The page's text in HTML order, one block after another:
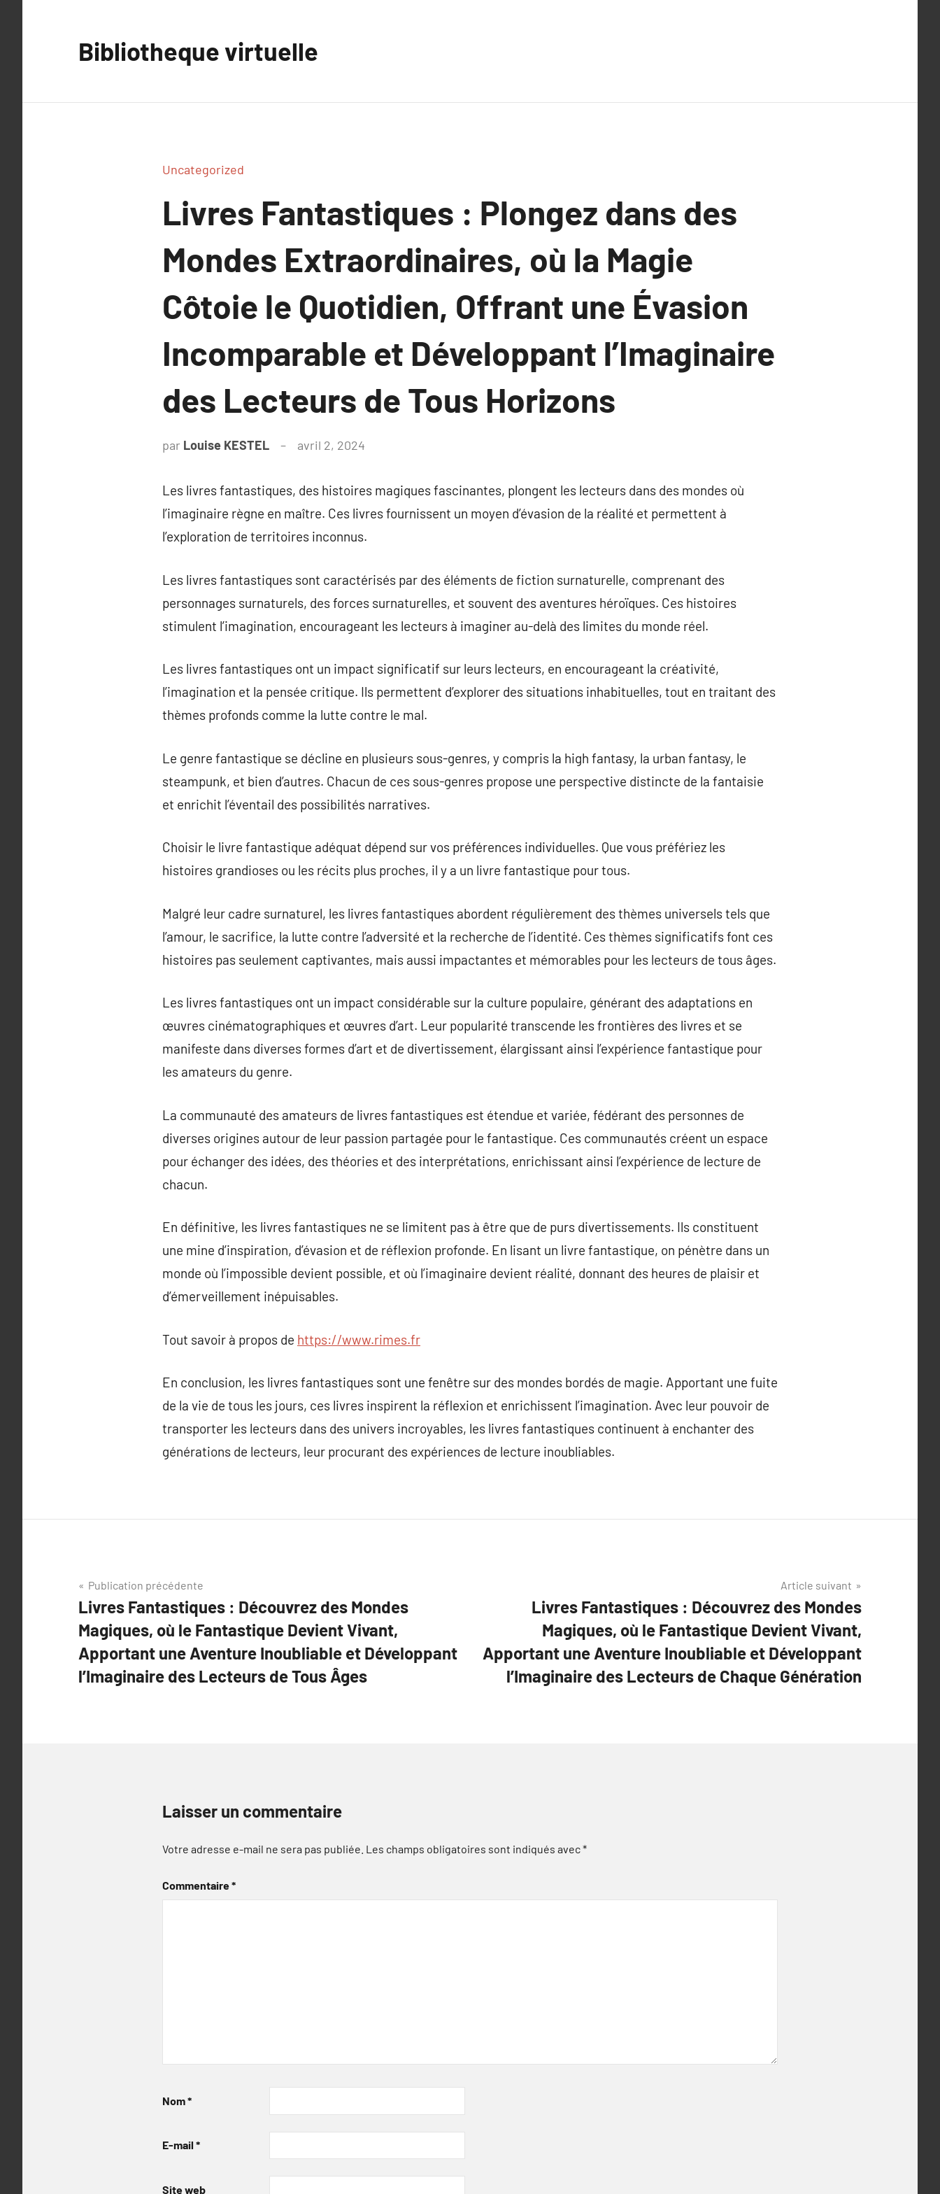
Bibliotheque virtuelle
Uncategorized
Livres Fantastiques : Plongez dans des
Mondes Extraordinaires, où la Magie
Côtoie le Quotidien, Offrant une Évasion
Incomparable et Développant l’Imaginaire
des Lecteurs de Tous Horizons
par Louise KESTEL avril 2, 2024
Les livres fantastiques, des histoires magiques fascinantes, plongent les lecteurs dans des mondes où
l’imaginaire règne en maître. Ces livres fournissent un moyen d’évasion de la réalité et permettent à
l’exploration de territoires inconnus.
Les livres fantastiques sont caractérisés par des éléments de fiction surnaturelle, comprenant des
personnages surnaturels, des forces surnaturelles, et souvent des aventures héroïques. Ces histoires
stimulent l’imagination, encourageant les lecteurs à imaginer au-delà des limites du monde réel.
Les livres fantastiques ont un impact significatif sur leurs lecteurs, en encourageant la créativité,
l’imagination et la pensée critique. Ils permettent d’explorer des situations inhabituelles, tout en traitant des
thèmes profonds comme la lutte contre le mal.
Le genre fantastique se décline en plusieurs sous-genres, y compris la high fantasy, la urban fantasy, le
steampunk, et bien d’autres. Chacun de ces sous-genres propose une perspective distincte de la fantaisie
et enrichit l’éventail des possibilités narratives.
Choisir le livre fantastique adéquat dépend sur vos préférences individuelles. Que vous préfériez les
histoires grandioses ou les récits plus proches, il y a un livre fantastique pour tous.
Malgré leur cadre surnaturel, les livres fantastiques abordent régulièrement des thèmes universels tels que
l’amour, le sacrifice, la lutte contre l’adversité et la recherche de l’identité. Ces thèmes significatifs font ces
histoires pas seulement captivantes, mais aussi impactantes et mémorables pour les lecteurs de tous âges.
Les livres fantastiques ont un impact considérable sur la culture populaire, générant des adaptations en
œuvres cinématographiques et œuvres d’art. Leur popularité transcende les frontières des livres et se
manifeste dans diverses formes d’art et de divertissement, élargissant ainsi l’expérience fantastique pour
les amateurs du genre.
La communauté des amateurs de livres fantastiques est étendue et variée, fédérant des personnes de
diverses origines autour de leur passion partagée pour le fantastique. Ces communautés créent un espace
pour échanger des idées, des théories et des interprétations, enrichissant ainsi l’expérience de lecture de
chacun.
En définitive, les livres fantastiques ne se limitent pas à être que de purs divertissements. Ils constituent
une mine d’inspiration, d’évasion et de réflexion profonde. En lisant un livre fantastique, on pénètre dans un
monde où l’impossible devient possible, et où l’imaginaire devient réalité, donnant des heures de plaisir et
d’émerveillement inépuisables.
Tout savoir à propos de https://www.rimes.fr
En conclusion, les livres fantastiques sont une fenêtre sur des mondes bordés de magie. Apportant une fuite
de la vie de tous les jours, ces livres inspirent la réflexion et enrichissent l’imagination. Avec leur pouvoir de
transporter les lecteurs dans des univers incroyables, les livres fantastiques continuent à enchanter des
générations de lecteurs, leur procurant des expériences de lecture inoubliables.
Navigation
de
l’article
Publication précédente
Livres Fantastiques : Découvrez des Mondes
Magiques, où le Fantastique Devient Vivant,
Apportant une Aventure Inoubliable et Développant
l’Imaginaire des Lecteurs de Tous Âges
Article suivant
Livres Fantastiques : Découvrez des Mondes
Magiques, où le Fantastique Devient Vivant,
Apportant une Aventure Inoubliable et Développant
l’Imaginaire des Lecteurs de Chaque Génération
Laisser un commentaire
Votre adresse e-mail ne sera pas publiée. Les champs obligatoires sont indiqués avec*
Commentaire*
Nom*
E-mail *
Site web